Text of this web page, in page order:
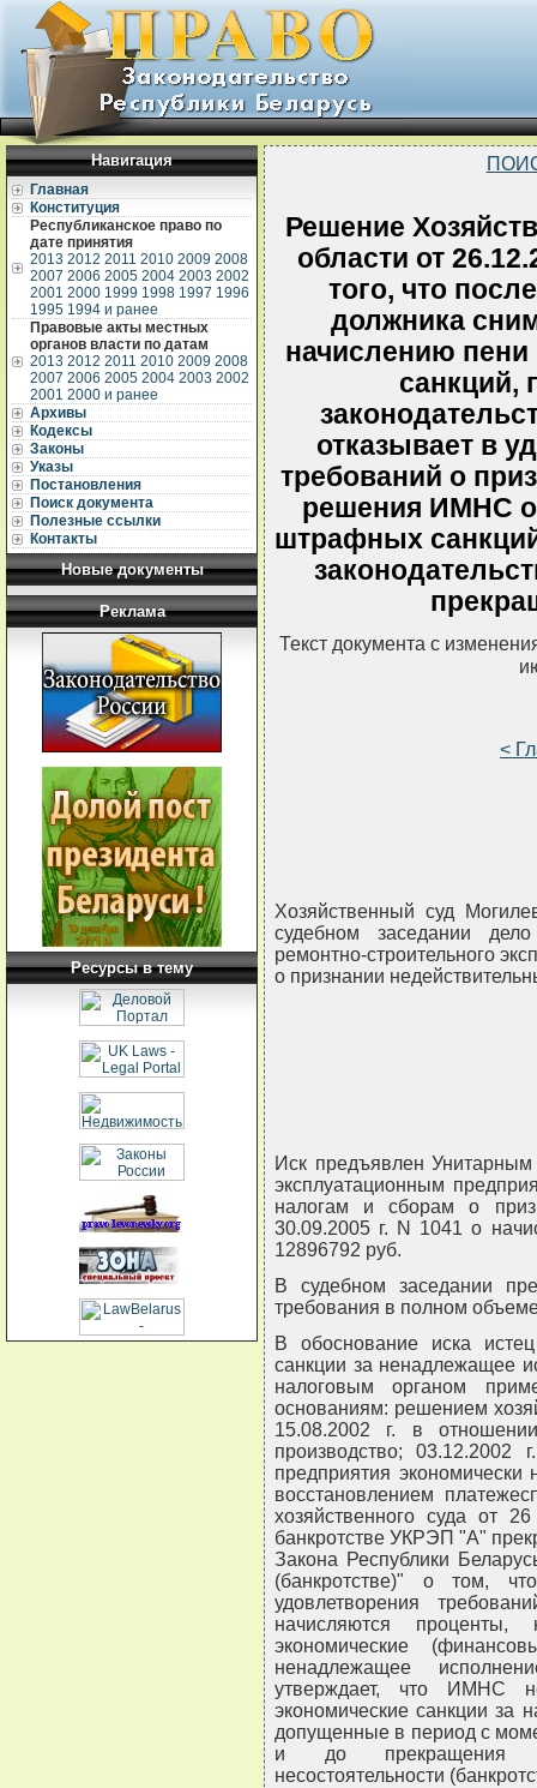
Навигация
Главная
Конституция
Республиканское право по
дате принятия
2013 2012 2011 2010 2009 2008
2007 2006 2005 2004 2003 2002
2001 2000 1999 1998 1997 1996
1995 1994 и ранее
Правовые акты местных
органов власти по датам
2013 2012 2011 2010 2009 2008
2007 2006 2005 2004 2003 2002
2001 2000 и ранее
Архивы
Кодексы
Законы
Указы
Постановления
Поиск документа
Полезные ссылки
Контакты
Новые документы
Реклама
Ресурсы в тему
Решение
области от
того, что
должника
начислению
санкций,
отказывает в
требований о
решения ИМНС о
штрафных
Текст документа с
<
Хозяйственный суд
судебном заседании
ремонтно-строительного
о признании
Иск предъявлен
эксплуатационным
налогам и сборам о
30.09.2005 г. N 1041 о
12896792 руб.
В судебном заседании
требования в полном
В обоснование иска
санкции за ненадлежащее
налоговым органом
основаниям: решением
15.08.2002 г. в
производство;
предприятия экономически
восстановлением
хозяйственного суда от
банкротстве УКРЭП "А"
Закона Республики
(банкротстве)" о том,
удовлетворения
начисляются
экономические
ненадлежащее
утверждает, что ИМНС
экономические санкции за
допущенные в период с
и до прекращения
несостоятельности